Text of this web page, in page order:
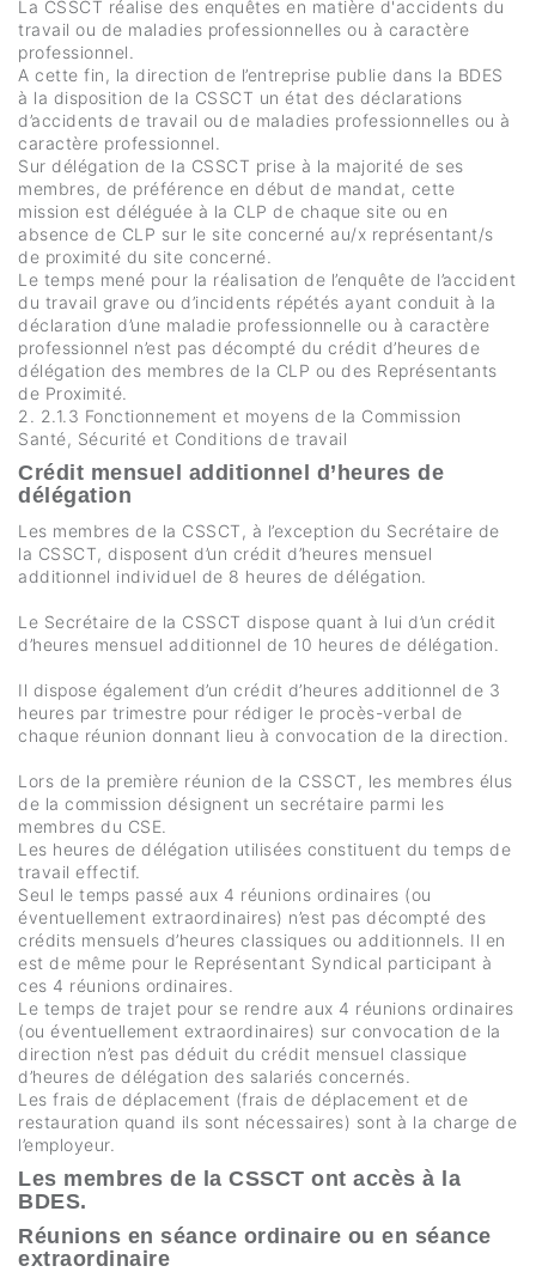
La CSSCT réalise des enquêtes en matière d'accidents du
travail ou de maladies professionnelles ou à caractère
professionnel.
A cette fin, la direction de l’entreprise publie dans la BDES
à la disposition de la CSSCT un état des déclarations
d’accidents de travail ou de maladies professionnelles ou à
caractère professionnel.
Sur délégation de la CSSCT prise à la majorité de ses
membres, de préférence en début de mandat, cette
mission est déléguée à la CLP de chaque site ou en
absence de CLP sur le site concerné au/x représentant/s
de proximité du site concerné.
Le temps mené pour la réalisation de l’enquête de l’accident
du travail grave ou d’incidents répétés ayant conduit à la
déclaration d’une maladie professionnelle ou à caractère
professionnel n’est pas décompté du crédit d’heures de
délégation des membres de la CLP ou des Représentants
de Proximité.
2. 2.1.3 Fonctionnement et moyens de la Commission
Santé, Sécurité et Conditions de travail
Crédit mensuel additionnel d’heures de
délégation
Les membres de la CSSCT, à l’exception du Secrétaire de
la CSSCT, disposent d’un crédit d’heures mensuel
additionnel individuel de 8 heures de délégation.
Le Secrétaire de la CSSCT dispose quant à lui d’un crédit
d’heures mensuel additionnel de 10 heures de délégation.
Il dispose également d’un crédit d’heures additionnel de 3
heures par trimestre pour rédiger le procès-verbal de
chaque réunion donnant lieu à convocation de la direction.
Lors de la première réunion de la CSSCT, les membres élus
de la commission désignent un secrétaire parmi les
membres du CSE.
Les heures de délégation utilisées constituent du temps de
travail effectif.
Seul le temps passé aux 4 réunions ordinaires (ou
éventuellement extraordinaires) n’est pas décompté des
crédits mensuels d’heures classiques ou additionnels. Il en
est de même pour le Représentant Syndical participant à
ces 4 réunions ordinaires.
Le temps de trajet pour se rendre aux 4 réunions ordinaires
(ou éventuellement extraordinaires) sur convocation de la
direction n’est pas déduit du crédit mensuel classique
d’heures de délégation des salariés concernés.
Les frais de déplacement (frais de déplacement et de
restauration quand ils sont nécessaires) sont à la charge de
l’employeur.
Les membres de la CSSCT ont accès à la
BDES.
Réunions en séance ordinaire ou en séance
extraordinaire